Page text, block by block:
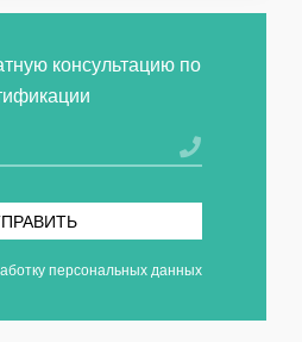
консультацию по
персональных данных